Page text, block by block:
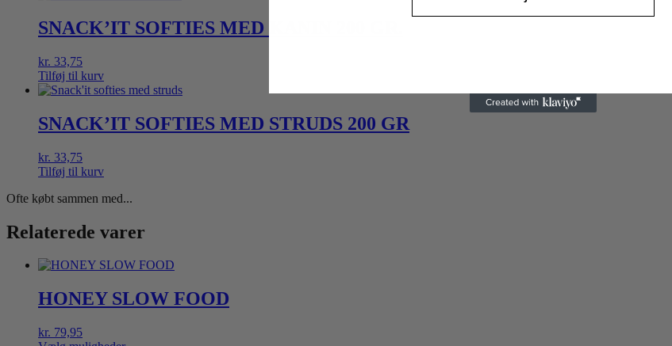
SNACK’IT SOFTIES MED KANIN 200 GR.
kr. 33,75
Tilføj til kurv
SNACK’IT SOFTIES MED STRUDS 200 GR
kr. 33,75
Tilføj til kurv
Ofte købt sammen med...
Relaterede varer
HONEY SLOW FOOD
kr. 79,95